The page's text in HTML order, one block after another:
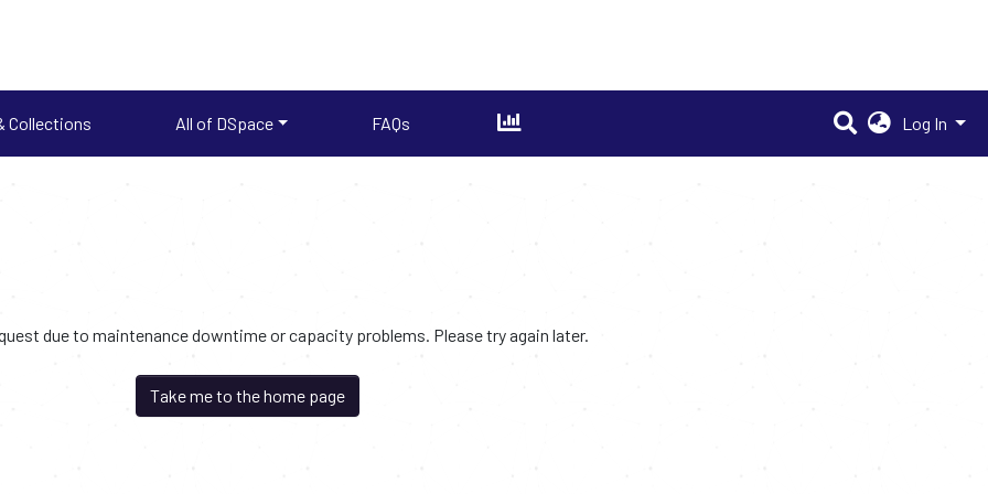
Collections All of DSpace FAQs Log In
due to maintenance downtime or capacity problems. Please try again later.
Take me to the home page